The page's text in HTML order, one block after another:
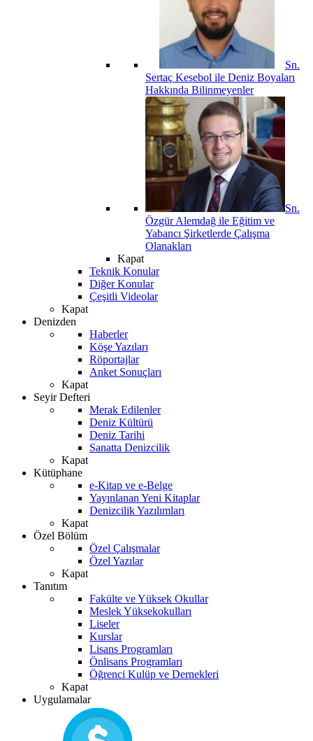
Sn.
Sertaç Kesebol ile Deniz Boyaları
Hakkında Bilinmeyenler
Sn.
Özgür Alemdağ ile Eğitim ve
Yabancı Şirketlerde Çalışma
Olanakları
Kapat
Teknik Konular
Diğer Konular
Çeşitli Videolar
Kapat
Denizden
Haberler
Köşe Yazıları
Röportajlar
Anket Sonuçları
Kapat
Seyir Defteri
Merak Edilenler
Deniz Kültürü
Deniz Tarihi
Sanatta Denizcilik
Kapat
Kütüphane
e-Kitap ve e-Belge
Yayınlanan Yeni Kitaplar
Denizcilik Yazılımları
Kapat
Özel Bölüm
Özel Çalışmalar
Özel Yazılar
Kapat
Tanıtım
Fakülte ve Yüksek Okullar
Meslek Yüksekokulları
Liseler
Kurslar
Lisans Programları
Önlisans Programları
Öğrenci Kulüp ve Dernekleri
Kapat
Uygulamalar